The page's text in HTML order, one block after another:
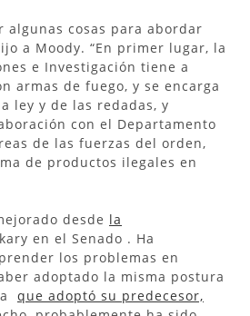
algunas cosas para abordar
a Moody. “En primer lugar, la
e Investigación tiene a
armas de fuego, y se encarga
ley y de las redadas, y
con el Departamento
de las fuerzas del orden,
de productos ilegales en
desde la
en el Senado . Ha
los problemas en
adoptado la misma postura
que adoptó su predecesor,